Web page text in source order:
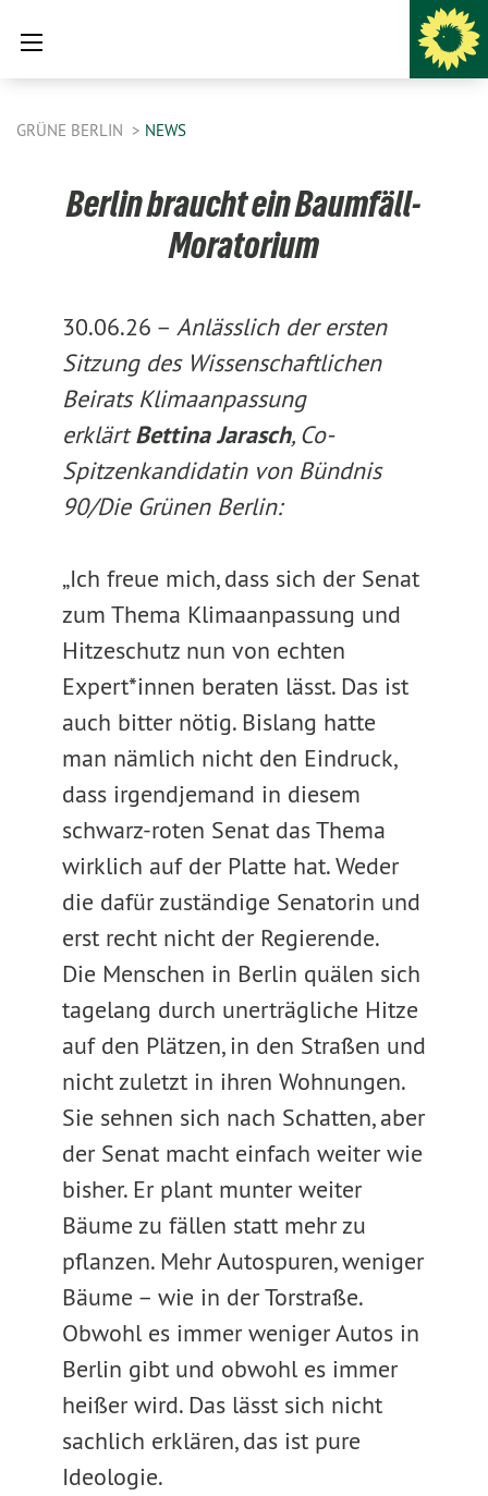
GRÜNE BERLIN NEWS
Berlin braucht ein Baumfäll-
Moratorium
30.06.26 – Anlässlich der ersten
Sitzung des Wissenschaftlichen
Beirats Klimaanpassung
erklärtBettina Jarasch, Co-
Spitzenkandidatin von Bündnis
90/Die Grünen Berlin:
„Ich freue mich, dass sich der Senat
zum Thema Klimaanpassung und
Hitzeschutz nun von echten
Expert*innen beraten lässt. Das ist
auch bitter nötig. Bislang hatte
man nämlich nicht den Eindruck,
dass irgendjemand in diesem
schwarz-roten Senat das Thema
wirklich auf der Platte hat. Weder
die dafür zuständige Senatorin und
erst recht nicht der Regierende.
Die Menschen in Berlin quälen sich
tagelang durch unerträgliche Hitze
auf den Plätzen, in den Straßen und
nicht zuletzt in ihren Wohnungen.
Sie sehnen sich nach Schatten, aber
der Senat macht einfach weiter wie
bisher. Er plant munter weiter
Bäume zu fällen statt mehr zu
pflanzen. Mehr Autospuren, weniger
Bäume – wie in der Torstraße.
Obwohl es immer weniger Autos in
Berlin gibt und obwohl es immer
heißer wird. Das lässt sich nicht
sachlich erklären, das ist pure
Ideologie.